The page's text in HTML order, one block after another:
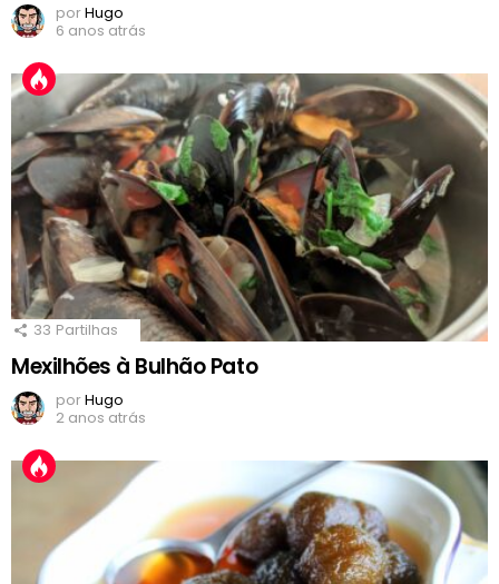
porHugo
6 anos atrás
33 Partilhas
Mexilhões à Bulhão Pato
porHugo
2 anos atrás